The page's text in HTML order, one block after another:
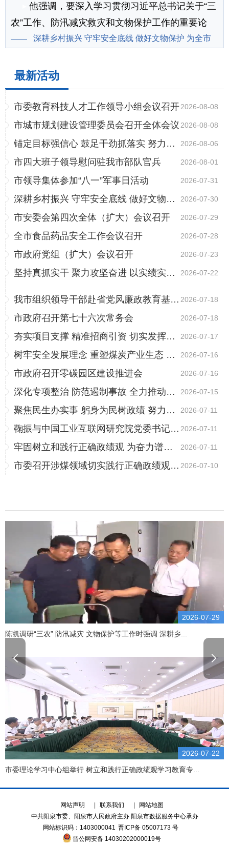
他强调，要深入学习贯彻习近平总书记关于“三
农”工作、防汛减灾救灾和文物保护工作的重要论
述，牢固树立和践行正...
[详情]
深耕乡村振兴 守牢安全底线 做好文物保护 为全市
最新活动
市委教育科技人才工作领导小组会议召开2026-08-08
市城市规划建设管理委员会召开全体会议 2026-08-08
锚定目标强信心 鼓足干劲抓落实 努力推动全市经济持续... 2026-08-06
市四大班子领导慰问驻我市部队官兵 2026-08-01
市领导集体参加“八一”军事日活动 2026-07-31
深耕乡村振兴 守牢安全底线 做好文物保护 为全市高质量... 2026-07-30
市安委会第四次全体（扩大）会议召开 2026-07-29
全市食品药品安全工作会议召开 2026-07-28
市政府党组（扩大）会议召开 2026-07-23
坚持真抓实干 聚力攻坚奋进 以实绩实效答好阳泉答卷 2026-07-22
我市组织领导干部赴省党风廉政教育基地参观“实干为民... 2026-07-18
市政府召开第七十六次常务会 2026-07-18
夯实项目支撑 精准招商引资 切实发挥转型发展示范带动作用 2026-07-17
树牢安全发展理念 重塑煤炭产业生态 以安全生产实绩检... 2026-07-16
市政府召开零碳园区建设推进会 2026-07-16
深化专项整治 防范遏制事故 全力推动煤炭行业安全发展... 2026-07-15
聚焦民生办实事 躬身为民树政绩 努力交出更有温度更有... 2026-07-11
鞠振与中国工业互联网研究院党委书记田川举行工作会谈 2026-07-11
牢固树立和践行正确政绩观 为奋力谱写中国式现代化阳泉... 2026-07-11
市委召开涉煤领域切实践行正确政绩观会议 2026-07-10
2026-07-29
陈凯调研“三农” 防汛减灾 文物保护等工作时强调 深耕乡...
2026-07-22
市委理论学习中心组举行 树立和践行正确政绩观学习教育专...
网站声明 联系我们
网站地图
中共阳泉市委、阳泉市人民政府主办 阳泉市数据服务中心承办
网站标识码：1403000041 晋ICP备 05007173 号
晋公网安备 14030202000019号